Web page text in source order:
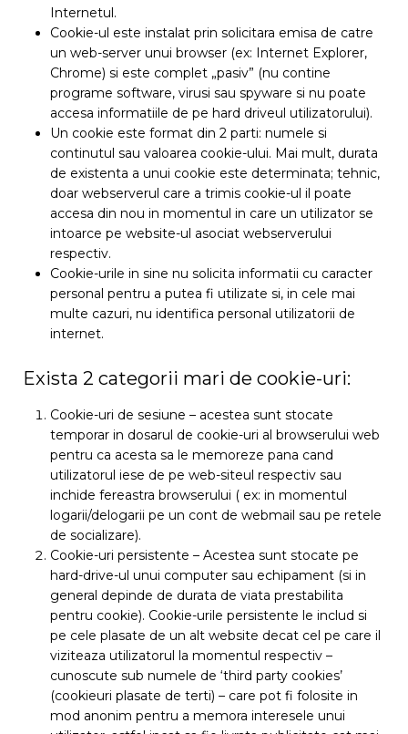
Internetul.
Cookie-ul este instalat prin solicitara emisa de catre
un web-server unui browser (ex: Internet Explorer,
Chrome) si este complet „pasiv” (nu contine
programe software, virusi sau spyware si nu poate
accesa informatiile de pe hard driveul utilizatorului).
Un cookie este format din 2 parti: numele si
continutul sau valoarea cookie-ului. Mai mult, durata
de existenta a unui cookie este determinata; tehnic,
doar webserverul care a trimis cookie-ul il poate
accesa din nou in momentul in care un utilizator se
intoarce pe website-ul asociat webserverului
respectiv.
Cookie-urile in sine nu solicita informatii cu caracter
personal pentru a putea fi utilizate si, in cele mai
multe cazuri, nu identifica personal utilizatorii de
internet.
Exista 2 categorii mari de cookie-uri:
Cookie-uri de sesiune – acestea sunt stocate
temporar in dosarul de cookie-uri al browserului web
pentru ca acesta sa le memoreze pana cand
utilizatorul iese de pe web-siteul respectiv sau
inchide fereastra browserului ( ex: in momentul
logarii/delogarii pe un cont de webmail sau pe retele
de socializare).
Cookie-uri persistente – Acestea sunt stocate pe
hard-drive-ul unui computer sau echipament (si in
general depinde de durata de viata prestabilita
pentru cookie). Cookie-urile persistente le includ si
pe cele plasate de un alt website decat cel pe care il
viziteaza utilizatorul la momentul respectiv –
cunoscute sub numele de ‘third party cookies’
(cookieuri plasate de terti) – care pot fi folosite in
mod anonim pentru a memora interesele unui